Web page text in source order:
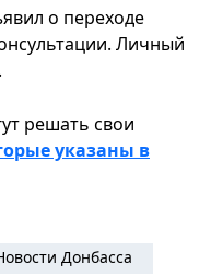
о переходе
Личный
решать свои
указаны в
Донбасса